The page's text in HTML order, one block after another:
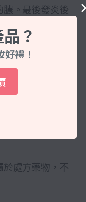
。最後發炎後
份嗎？
處方藥物，不
？
禮！